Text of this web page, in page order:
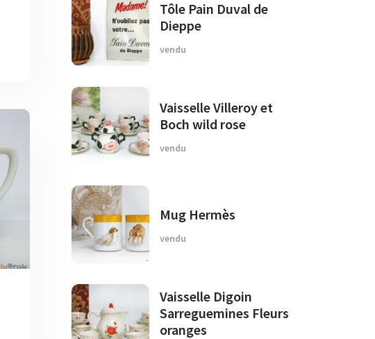
Tôle Pain Duval de
Dieppe
vendu
Vaisselle Villeroy et
Boch wild rose
vendu
Mug Hermès
vendu
Vaisselle Digoin
Sarreguemines Fleurs
oranges